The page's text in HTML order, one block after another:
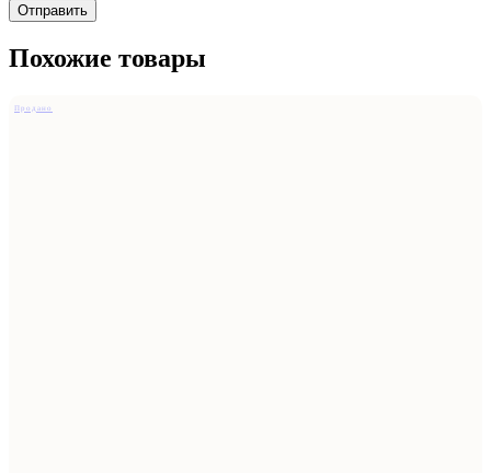
Похожие товары
Продано